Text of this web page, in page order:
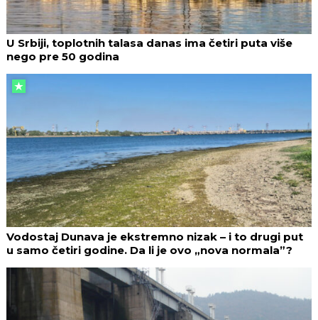
U Srbiji, toplotnih talasa danas ima četiri puta više
nego pre 50 godina
Vodostaj Dunava je ekstremno nizak – i to drugi put
u samo četiri godine. Da li je ovo „nova normala”?